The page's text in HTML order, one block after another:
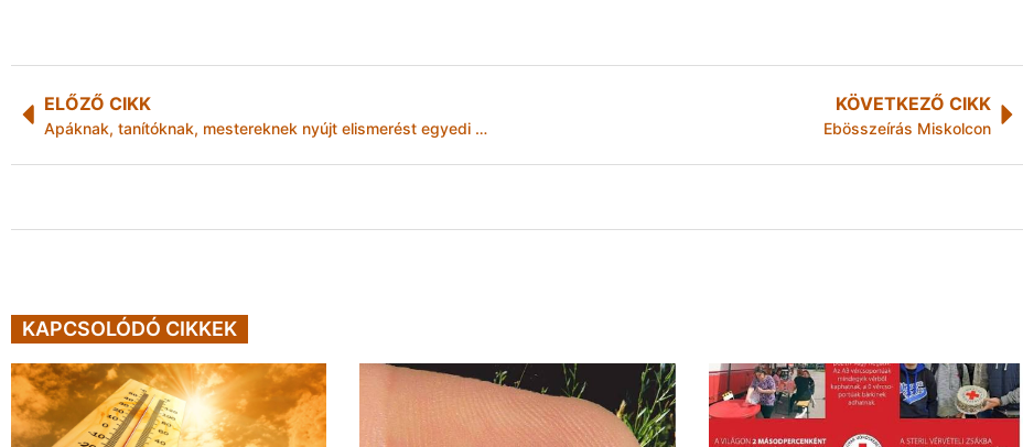
ELŐZŐ CIKK
Apáknak, tanítóknak, mestereknek nyújt elismerést egyedi kezdeményezésével a Férfiak Klubja
KÖVETKEZŐ CIKK
Ebösszeírás Miskolcon
KAPCSOLÓDÓ CIKKEK